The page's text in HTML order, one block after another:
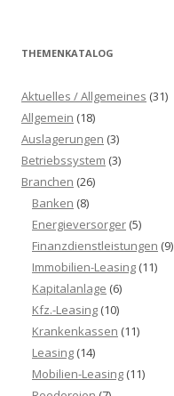
THEMENKATALOG
Aktuelles / Allgemeines (31)
Allgemein (18)
Auslagerungen (3)
Betriebssystem (3)
Branchen (26)
Banken (8)
Energieversorger (5)
Finanzdienstleistungen (9)
Immobilien-Leasing (11)
Kapitalanlage (6)
Kfz.-Leasing (10)
Krankenkassen (11)
Leasing (14)
Mobilien-Leasing (11)